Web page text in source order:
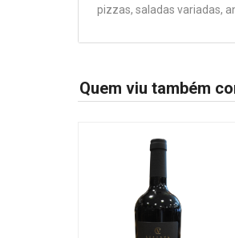
pizzas, saladas variadas,
Quem viu também